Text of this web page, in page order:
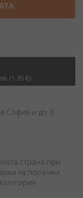
(1.35 €)
София и до 3
страна при
за поръчки